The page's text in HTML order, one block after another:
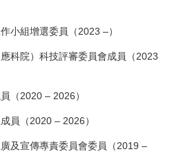
小組增選委員（2023 –）
科院）科技評審委員會成員（2023
（2020 – 2026）
員（2020 – 2026）
及宣傳專責委員會委員（2019 –